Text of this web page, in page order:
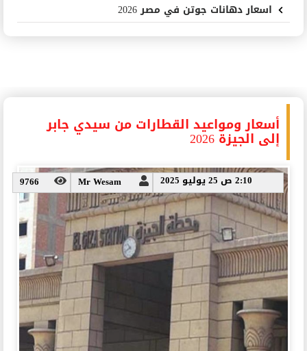
اسعار دهانات جوتن في مصر 2026
أسعار ومواعيد القطارات من سيدي جابر
إلى الجيزة 2026
2:10 ص 25 يوليو 2025 Mr Wesam
9766